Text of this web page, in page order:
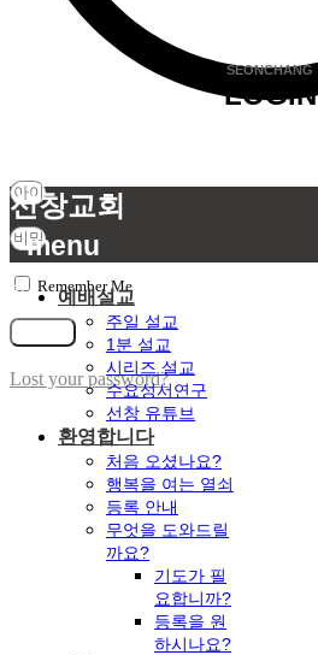
SEONCHANG
LOGIN
Remember Me
Lost your password?
입
선창교회
menu
예배설교
주일 설교
1분 설교
시리즈 설교
수요성서연구
선창 유튜브
환영합니다
처음 오셨나요?
행복을 여는 열쇠
등록 안내
무엇을 도와드릴
까요?
기도가 필
요합니까?
등록을 원
하시나요?